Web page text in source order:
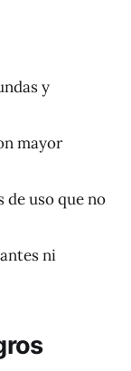
y
mayor
de uso que no
ni